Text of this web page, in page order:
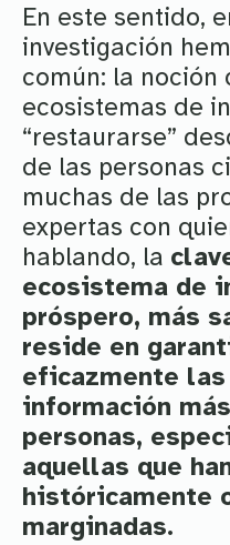
En este sentido,
investigación
común: la noción
ecosistemas de
“restaurarse”
de las personas
muchas de las
expertas con
hablando, la
ecosistema de
próspero, más
reside en
eficazmente
información
personas,
aquellas que
históricamente
marginadas.